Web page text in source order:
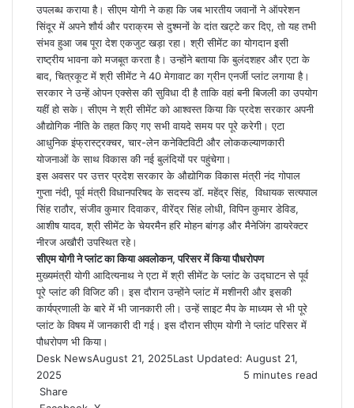
उपलब्ध कराया है। सीएम योगी ने कहा कि जब भारतीय जवानों ने ऑपरेशन
सिंदूर में अपने शौर्य और पराक्रम से दुश्मनों के दांत खट्टे कर दिए, तो यह तभी
संभव हुआ जब पूरा देश एकजुट खड़ा रहा। श्री सीमेंट का योगदान इसी
राष्ट्रीय भावना को मजबूत करता है। उन्होंने बताया कि बुलंदशहर और एटा के
बाद, चित्रकूट में श्री सीमेंट ने 40 मेगावाट का ग्रीन एनर्जी प्लांट लगाया है।
सरकार ने उन्हें ओपन एक्सेस की सुविधा दी है ताकि वहां बनी बिजली का उपयोग
यहीं हो सके। सीएम ने श्री सीमेंट को आश्वस्त किया कि प्रदेश सरकार अपनी
औद्योगिक नीति के तहत किए गए सभी वायदे समय पर पूरे करेगी। एटा
आधुनिक इंफ्रास्ट्रक्चर, चार-लेन कनेक्टिविटी और लोककल्याणकारी
योजनाओं के साथ विकास की नई बुलंदियों पर पहुंचेगा।
इस अवसर पर उत्तर प्रदेश सरकार के औद्योगिक विकास मंत्री नंद गोपाल
गुप्ता नंदी, पूर्व मंत्री विधानपरिषद के सदस्य डॉ. महेंद्र सिंह, विधायक सत्यपाल
सिंह राठौर, संजीव कुमार दिवाकर, वीरेंद्र सिंह लोधी, विपिन कुमार डेविड,
आशीष यादव, श्री सीमेंट के चेयरमैन हरि मोहन बांगड़ और मैनेजिंग डायरेक्टर
नीरज अखौरी उपस्थित रहे।
सीएम योगी ने प्लांट का किया अवलोकन, परिसर में किया पौधरोपण
मुख्यमंत्री योगी आदित्यनाथ ने एटा में श्री सीमेंट के प्लांट के उद्घाटन से पूर्व
पूरे प्लांट की विजिट की। इस दौरान उन्होंने प्लांट में मशीनरी और इसकी
कार्यप्रणाली के बारे में भी जानकारी ली। उन्हें साइट मैप के माध्यम से भी पूरे
प्लांट के विषय में जानकारी दी गई। इस दौरान सीएम योगी ने प्लांट परिसर में
पौधरोपण भी किया।
Desk NewsAugust 21, 2025Last Updated: August 21,
2025
5 minutes read
Share